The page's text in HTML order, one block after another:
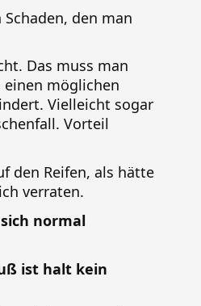
den man
Das muss man
einen möglichen
Vielleicht sogar
Vorteil
den Reifen, als hätte
verraten.
normal
ist halt kein